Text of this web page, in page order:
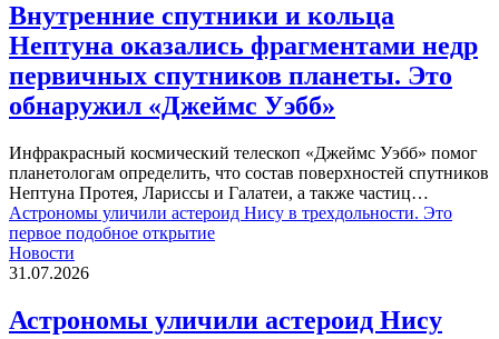
Внутренние спутники и кольца
Нептуна оказались фрагментами недр
первичных спутников планеты. Это
обнаружил «Джеймс Уэбб»
Инфракрасный космический телескоп «Джеймс Уэбб» помог
планетологам определить, что состав поверхностей спутников
Нептуна Протея, Лариссы и Галатеи, а также частиц…
Астрономы уличили астероид Нису в трехдольности. Это
первое подобное открытие
Новости
31.07.2026
Астрономы уличили астероид Нису